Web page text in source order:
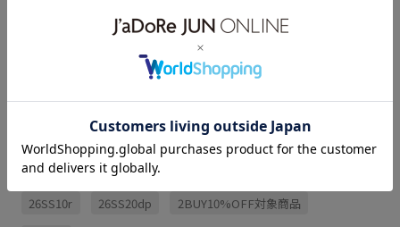
サイズ・素材・お手入れ方法
関連タグ
26SS10r 26SS20dp 2BUY10%OFF対象商品